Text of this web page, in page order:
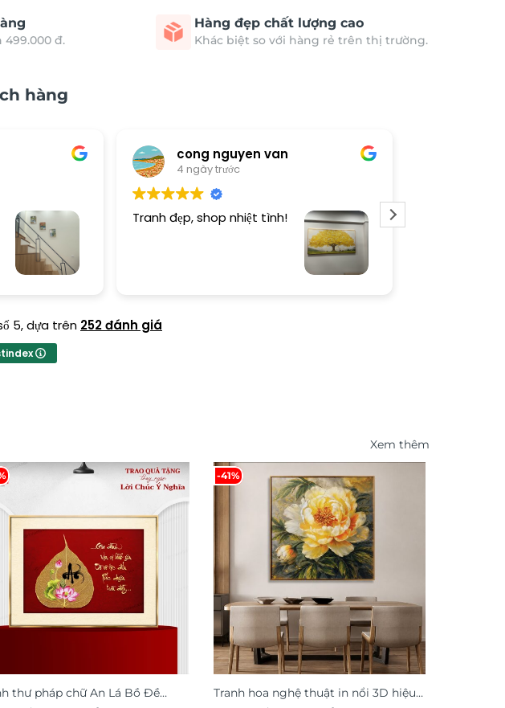
đ.
Hàng đẹp chất lượng cao
Khác biệt so với hàng rẻ trên thị trường.
hàng
cong nguyen van
4 ngày trước
Tranh đẹp, shop nhiệt tình!
5,dựa trên 252 đánh giá
Xem thêm
thư pháp chữ An Lá Bồ Đề
-41%
Tranh hoa nghệ thuật in nổi 3D hiệu